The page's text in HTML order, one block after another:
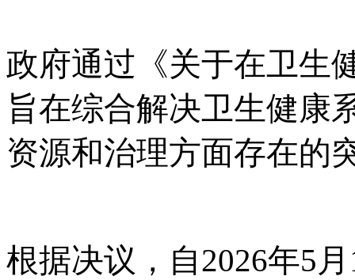
政府通过《关于在卫生
旨在综合解决卫生健康
资源和治理方面存在的
根据决议，自2026年5